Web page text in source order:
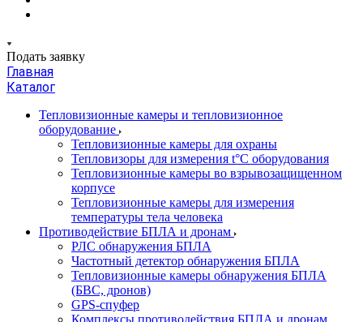
Подать заявку
Главная
Каталог
Тепловизионные камеры и тепловизионное
оборудование
Тепловизионные камеры для охраны
Тепловизоры для измерения t°С оборудования
Тепловизионные камеры во взрывозащищенном
корпусе
Тепловизионные камеры для измерения
температуры тела человека
Противодействие БПЛА и дронам
РЛС обнаружения БПЛА
Частотный детектор обнаружения БПЛА
Тепловизионные камеры обнаружения БПЛА
(БВС, дронов)
GPS-спуфер
Комплексы противодействия БПЛА и дронам